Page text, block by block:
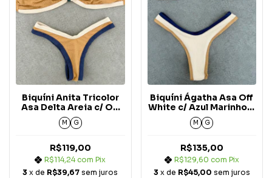
Biquíni Anita Tricolor
Asa Delta Areia c/ Off
White e Azul Marinho
Carmel Blue Jeans
M G
R$119,00
R$114,24com Pix
3 x de R$39,67 sem juros
Biquíni Ágatha Asa Off
White c/ Azul Marinho e
Areia Carmel Blue
Jeans
M G
R$135,00
R$129,60 com Pix
3 x de R$45,00 sem juros